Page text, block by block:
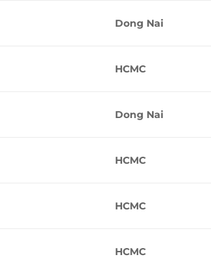
Dong Nai
HCMC
Dong Nai
HCMC
HCMC
HCMC